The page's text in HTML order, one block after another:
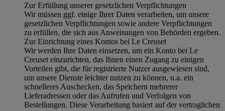
Zur Erfüllung unserer gesetzlichen Verpflichtungen
Wir müssen ggf. einige Ihrer Daten verarbeiten, um unsere
gesetzlichen Verpflichtungen sowie andere Verpflichtungen
zu erfüllen, die sich aus Anweisungen von Behörden ergeben.
Zur Einrichtung eines Kontos bei Le Creuset
Wir werden Ihre Daten einsetzen, um ein Konto bei Le
Creuset einzurichten, das Ihnen einen Zugang zu einigen
Vorteilen gibt, die für registrierte Nutzer ausgewiesen sind,
um unsere Dienste leichter nutzen zu können, u.a. ein
schnelleres Auschecken, das Speichern mehrerer
Lieferadressen oder das Aufrufen und Verfolgen von
Bestellungen. Diese Verarbeitung basiert auf der vertraglichen